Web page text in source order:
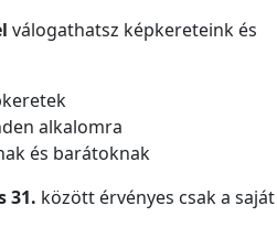
válogathatsz képkereteink és
alkalomra
és barátoknak
31. között érvényes csak a saját